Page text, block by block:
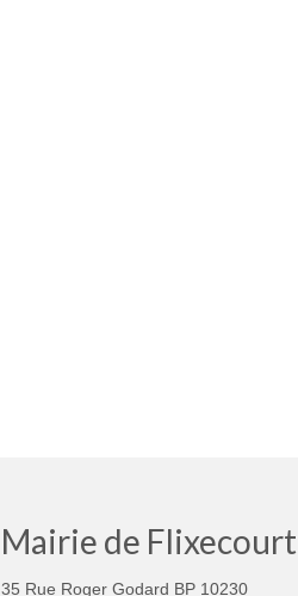
Mairie de Flixecourt
35 Rue Roger Godard BP 10230